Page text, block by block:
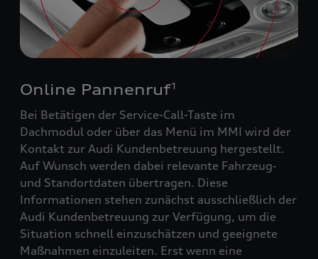
Online Pannenruf1
Bei Betätigen der Service-Call-Taste im
Dachmodul oder über das Menü im MMI wird der
Kontakt zur Audi Kundenbetreuung hergestellt.
Auf Wunsch werden dabei relevante Fahrzeug‑
und Standortdaten übertragen. Diese
Informationen stehen zunächst ausschließlich der
Audi Kundenbetreuung zur Verfügung, um die
Situation schnell einzuschätzen und geeignete
Maßnahmen einzuleiten. Erst wenn eine